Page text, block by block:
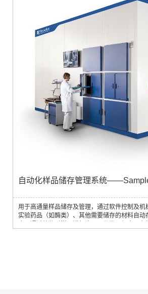
自动化样品储存管理系统
用于高通量样品储存及管理，通过软件控制及机
实验药品（如酶类）、其他需要储存的材料自动